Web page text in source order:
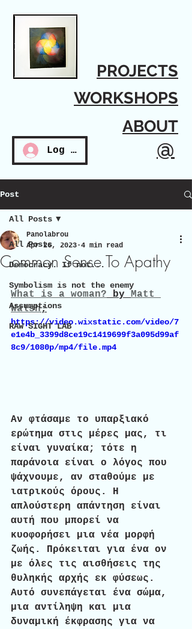
PROJECTS
WORKSHOPS
ABOUT
Log In @
Post
All Posts
Democracy. If not...
Symbolism is not the enemy
Assumptions
RAW SIGHT LAB
All Posts
Common Sense To Apathy
Panolabrou
Apr 26, 2023 4 min read
What is a woman? by Matt
Walsh;
https://video.wixstatic.com/video/7
e1e4b_3399d8ce19c1419699f3a095d99af
8c9/1080p/mp4/file.mp4
Αν φτάσαμε το υπαρξιακό
ερώτημα στις μέρες μας, τι
είναι γυναίκα; τότε η
παράνοια είναι ο λόγος που
ψάχνουμε, αν σταθούμε με
ιατρικούς όρους. Η
απλούστερη απάντηση είναι
αυτή που μπορεί να
κυοφορήσει μια νέα μορφή
ζωής. Πρόκειται για ένα ον
με όλες τις αισθήσεις της
θυληκής αρχής εκ φύσεως.
Αυτό συνεπάγεται ένα σώμα,
μια αντίληψη και μια
δυναμική έκφρασης για να